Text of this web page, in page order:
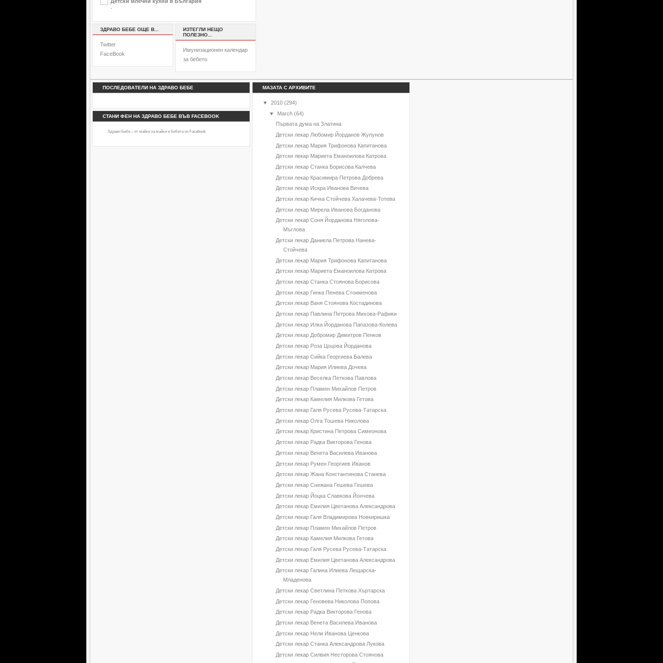
-
ЗДРАВО БЕБЕ ОЩЕ В...
Twitter
FaceBook
ИЗТЕГЛИ НЕЩО
ПОЛЕЗНО...
Имунизационен календар
за бебето
ПОСЛЕДОВАТЕЛИ НА ЗДРАВО БЕБЕ
СТАНИ ФЕН НА ЗДРАВО БЕБЕ ВЪВ FACEBOOK
Здраво Бебе :: от майки за майки и бебетаon Facebook
МАЗАТА С АРХИВИТЕ
▼ 2010 (294)
▼ March (64)
Първата дума на Златина
Детски лекар Любомир Йорданов Жупунов
Детски лекар Мария Трифонова Капитанова
Детски лекар Мариета Еманоилова Катрова
Детски лекар Станка Борисова Калчева
Детски лекар Красимира Петрова Добрева
Детски лекар Искра Иванова Вичева
Детски лекар Кичка Стойчева Халачева-Тотева
Детски лекар Мирела Иванова Богданова
Детски лекар Соня Йорданова Няголова-
Мъглова
Детски лекар Даниела Петрова Нанева-
Стойчева
Детски лекар Мария Трифонова Капитанова
Детски лекар Мариета Еманоилова Катрова
Детски лекар Станка Стоянова Борисова
Детски лекар Гинка Пенева Стоименова
Детски лекар Ваня Стоянова Костадинова
Детски лекар Павлина Петрова Михова-Рафики
Детски лекар Илка Йорданова Папазова-Колева
Детски лекар Добромир Димитров Пенков
Детски лекар Роза Цоцова Йорданова
Детски лекар Сийка Георгиева Балева
Детски лекар Мария Илиева Дочева
Детски лекар Веселка Петкова Павлова
Детски лекар Пламен Михайлов Петров
Детски лекар Камелия Милкова Гетова
Детски лекар Галя Русева Русева-Татарска
Детски лекар Олга Тошева Николова
Детски лекар Кристина Петрова Симеонова
Детски лекар Радка Викторова Генова
Детски лекар Венета Василева Иванова
Детски лекар Румен Георгиев Иванов
Детски лекар Жана Константинова Станева
Детски лекар Снежана Гешева Гешева
Детски лекар Йоцка Славкова Йончева
Детски лекар Емилия Цветанова Александрова
Детски лекар Галя Владимирова Новкиришка
Детски лекар Пламен Михайлов Петров
Детски лекар Камелия Милкова Гетова
Детски лекар Галя Русева Русева-Татарска
Детски лекар Емилия Цветанова Александрова
Детски лекар Галина Илиева Лещарска-
Младенова
Детски лекар Светлина Петкова Хъртарска
Детски лекар Геновева Николова Попова
Детски лекар Радка Викторова Генова
Детски лекар Венета Василева Иванова
Детски лекар Нели Иванова Ценкова
Детски лекар Станка Александрова Лукова
Детски лекар Силвия Несторова Стоянова